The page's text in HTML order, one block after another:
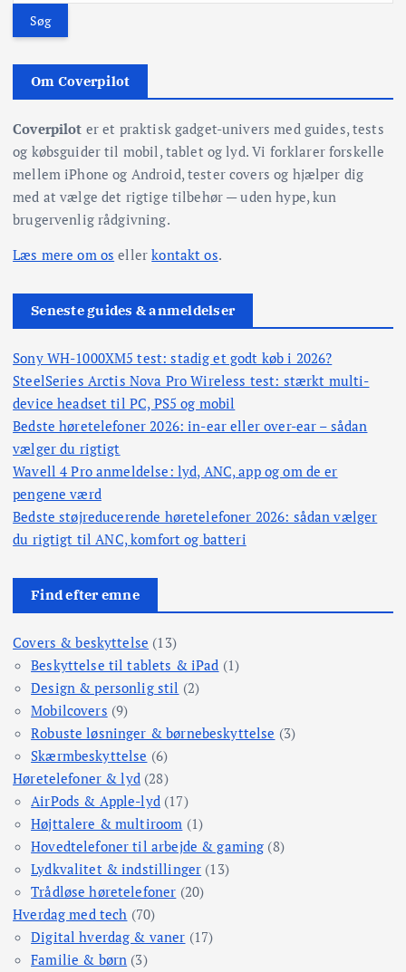
æ
g
s
n
d
d
e
l
i
n
e
f
r
:
Om Coverpilot
Coverpilot er et praktisk gadget-univers med guides, tests
og købsguider til mobil, tablet og lyd. Vi forklarer forskelle
mellem iPhone og Android, tester covers og hjælper dig
med at vælge det rigtige tilbehør — uden hype, kun
brugervenlig rådgivning.
Læs mere om os ellerkontakt os.
Seneste guides & anmeldelser
Sony WH-1000XM5 test: stadig et godt køb i 2026?
SteelSeries Arctis Nova Pro Wireless test: stærkt multi-
device headset til PC, PS5 og mobil
Bedste høretelefoner 2026: in-ear eller over-ear – sådan
vælger du rigtigt
Wavell 4 Pro anmeldelse: lyd, ANC, app og om de er
pengene værd
Bedste støjreducerende høretelefoner 2026: sådan vælger
du rigtigt til ANC, komfort og batteri
Find efter emne
Covers & beskyttelse (13)
Beskyttelse til tablets & iPad (1)
Design & personlig stil (2)
Mobilcovers (9)
Robuste løsninger & børnebeskyttelse (3)
Skærmbeskyttelse (6)
Høretelefoner & lyd(28)
AirPods & Apple-lyd(17)
Højttalere & multiroom (1)
Hovedtelefoner til arbejde & gaming (8)
Lydkvalitet & indstillinger (13)
Trådløse høretelefoner (20)
Hverdag med tech (70)
Digital hverdag & vaner (17)
Familie & børn (3)